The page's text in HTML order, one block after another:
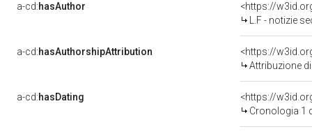
a-cd:hasAuthor
<https://
L.F - notizie
a-cd:hasAuthorshipAttribution
<https://
Attribuzione
a-cd:hasDating
<https://
Cronologia 1